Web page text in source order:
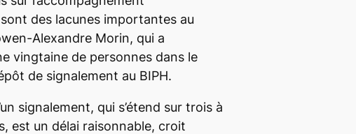
des lacunes importantes au
Alexandre Morin, qui a
vingtaine de personnes dans le
de signalement au BIPH.
signalement, qui s’étend sur trois à
est un délai raisonnable, croit